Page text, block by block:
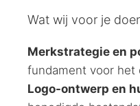
Wat wij voor je
Merkstrategie en
fundament voor het
Logo-ontwerp en